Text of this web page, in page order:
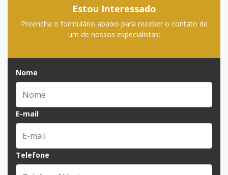
Estou Interessado
Preencha o formulário abaixo para receber o contato de
um de nossos especialistas:
Nome
E-mail
Telefone